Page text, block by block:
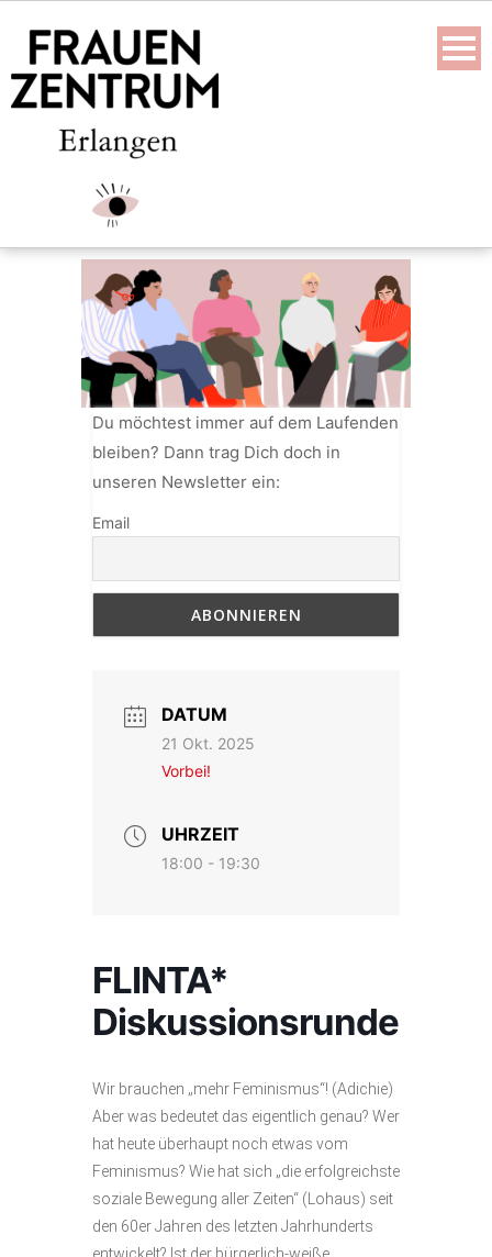
content
Du möchtest immer auf dem Laufenden
bleiben? Dann trag Dich doch in
unseren Newsletter ein:
Email
DATUM
21 Okt. 2025
Vorbei!
UHRZEIT
18:00 - 19:30
FLINTA*
Diskussionsrunde
Wir brauchen „mehr Feminismus“! (Adichie)
Aber was bedeutet das eigentlich genau? Wer
hat heute überhaupt noch etwas vom
Feminismus? Wie hat sich „die erfolgreichste
soziale Bewegung aller Zeiten“ (Lohaus) seit
den 60er Jahren des letzten Jahrhunderts